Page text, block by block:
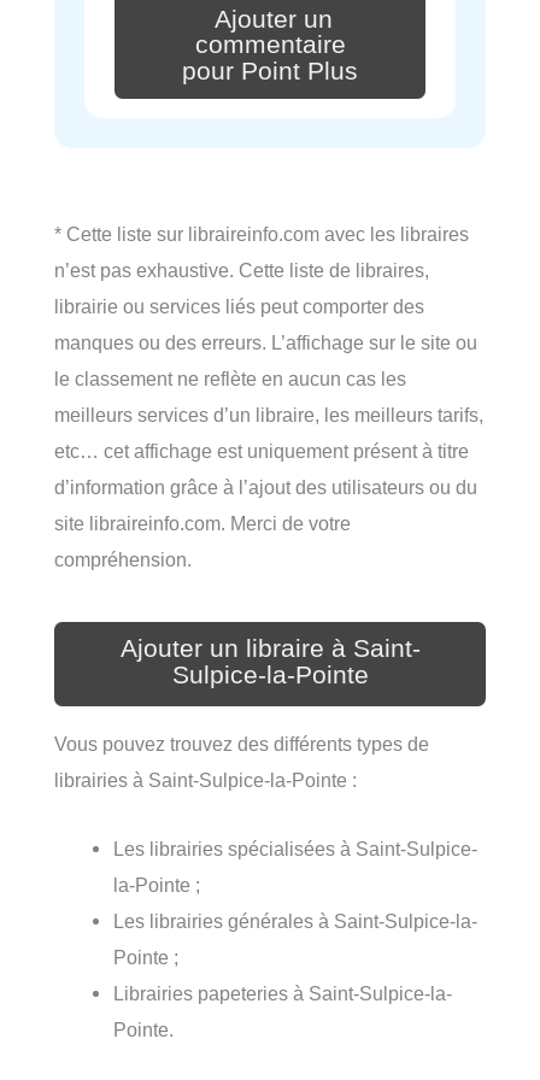
Ajouter un
commentaire
pour Point Plus
* Cette liste sur libraireinfo.com avec les libraires
n’est pas exhaustive. Cette liste de libraires,
librairie ou services liés peut comporter des
manques ou des erreurs. L’affichage sur le site ou
le classement ne reflète en aucun cas les
meilleurs services d’un libraire, les meilleurs tarifs,
etc… cet affichage est uniquement présent à titre
d’information grâce à l’ajout des utilisateurs ou du
site libraireinfo.com. Merci de votre
compréhension.
Ajouter un libraire à Saint-
Sulpice-la-Pointe
Vous pouvez trouvez des différents types de
librairies à Saint-Sulpice-la-Pointe :
Les librairies spécialisées à Saint-Sulpice-
la-Pointe ;
Les librairies générales à Saint-Sulpice-la-
Pointe ;
Librairies papeteries à Saint-Sulpice-la-
Pointe.